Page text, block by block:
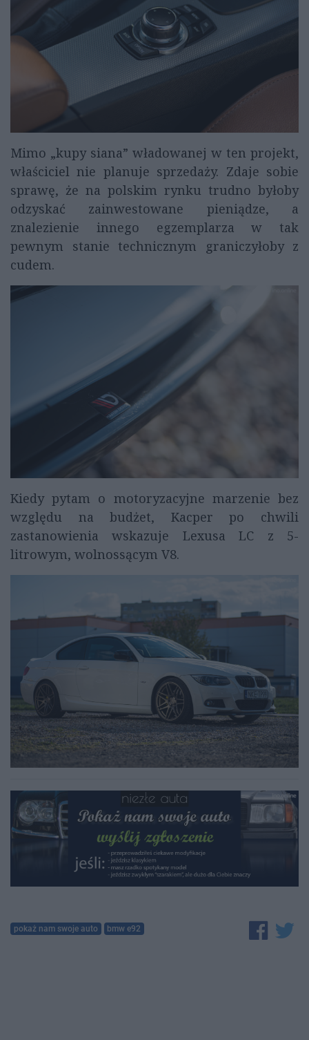
Mimo „kupy siana” władowanej w ten projekt,
właściciel nie planuje sprzedaży. Zdaje sobie
sprawę, że na polskim rynku trudno byłoby
odzyskać zainwestowane pieniądze, a
znalezienie innego egzemplarza w tak
pewnym stanie technicznym graniczyłoby z
cudem.
Kiedy pytam o motoryzacyjne marzenie bez
względu na budżet, Kacper po chwili
zastanowienia wskazuje Lexusa LC z 5-
litrowym, wolnossącym V8.
pokaż nam swoje auto bmw e92